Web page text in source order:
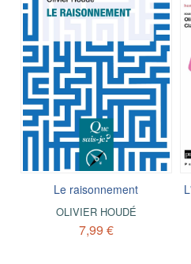
Le raisonnement
OLIVIER HOUDÉ
7,99 €